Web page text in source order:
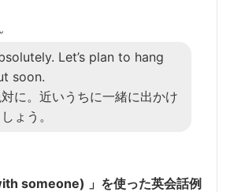
Let’s plan to hang
soon.
に。近いうちに一緒に出かけ
ょう。
someone) 」を使った英会話例